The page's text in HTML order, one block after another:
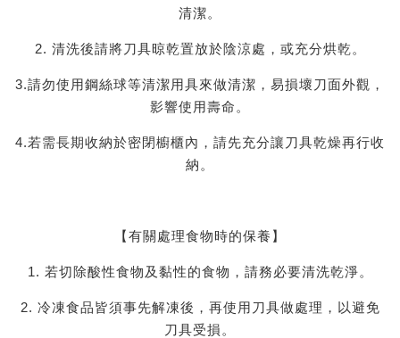
清潔。
2. 清洗後請將刀具晾乾置放於陰涼處，或充分烘乾。
3.請勿使用鋼絲球等清潔用具來做清潔，易損壞刀面外觀，
影響使用壽命。
4.若需長期收納於密閉櫥櫃內，請先充分讓刀具乾燥再行收
納。
【有關處理食物時的保養】
1. 若切除酸性食物及黏性的食物，請務必要清洗乾淨。
2. 冷凍食品皆須事先解凍後，再使用刀具做處理，以避免
刀具受損。